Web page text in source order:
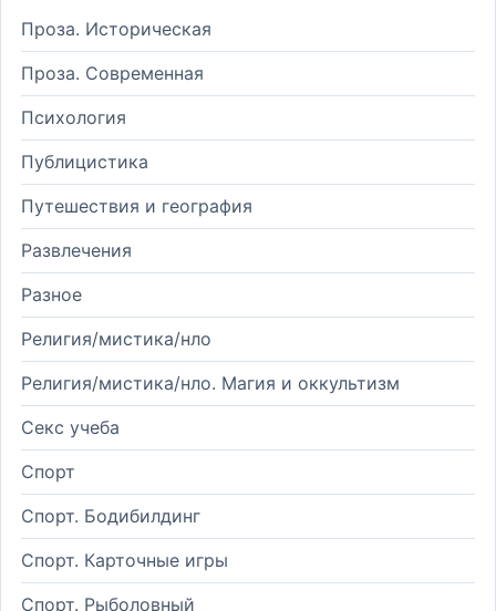
Проза. Историческая
Проза. Современная
Психология
Публицистика
Путешествия и география
Развлечения
Разное
Религия/мистика/нло
Религия/мистика/нло. Магия и оккультизм
Секс учеба
Спорт
Спорт. Бодибилдинг
Спорт. Карточные игры
Спорт. Рыболовный